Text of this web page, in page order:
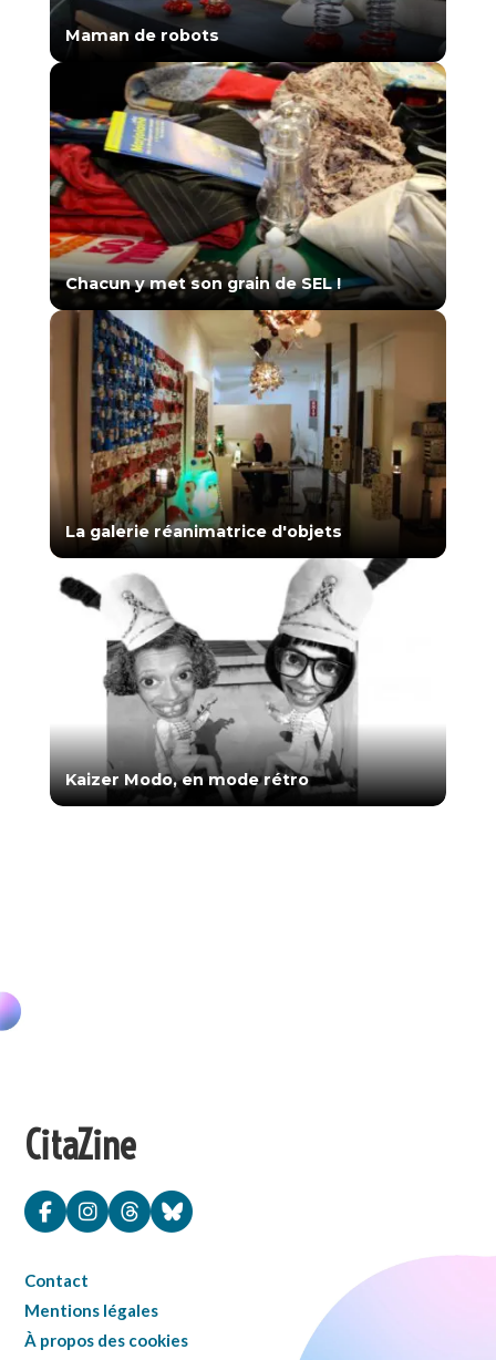
Maman de robots
Chacun y met son grain de SEL !
La galerie réanimatrice d'objets
Kaizer Modo, en mode rétro
CitaZine
Contact
Mentions légales
À propos des cookies